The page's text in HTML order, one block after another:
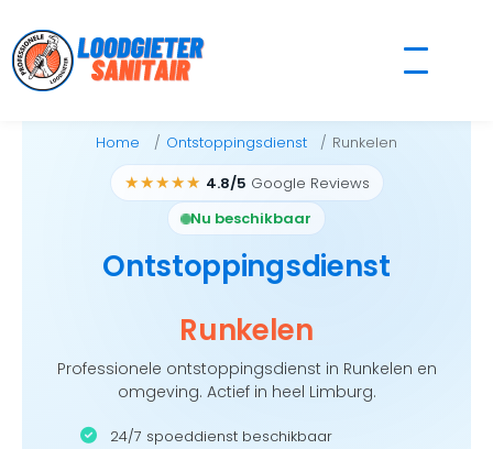
to
content
Home Ontstoppingsdienst Runkelen
★★★★★ 4.8/5 Google Reviews
Nu beschikbaar
Ontstoppingsdienst
Runkelen
Professionele ontstoppingsdienst in Runkelen en
omgeving. Actief in heel Limburg.
24/7 spoeddienst beschikbaar